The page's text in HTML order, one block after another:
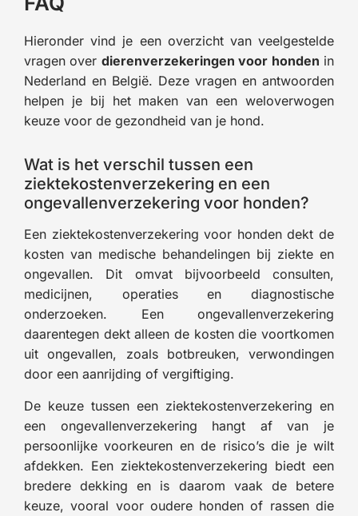
Hieronder vind je een overzicht van veelgestelde
vragen over dierenverzekeringen voor honden in
Nederland en België. Deze vragen en antwoorden
helpen je bij het maken van een weloverwogen
keuze voor de gezondheid van je hond.
Wat is het verschil tussen een
ziektekostenverzekering en een
ongevallenverzekering voor honden?
Een ziektekostenverzekering voor honden dekt de
kosten van medische behandelingen bij ziekte en
ongevallen. Dit omvat bijvoorbeeld consulten,
medicijnen, operaties en diagnostische
onderzoeken. Een ongevallenverzekering
daarentegen dekt alleen de kosten die voortkomen
uit ongevallen, zoals botbreuken, verwondingen
door een aanrijding of vergiftiging.
De keuze tussen een ziektekostenverzekering en
een ongevallenverzekering hangt af van je
persoonlijke voorkeuren en de risico’s die je wilt
afdekken. Een ziektekostenverzekering biedt een
bredere dekking en is daarom vaak de betere
keuze, vooral voor oudere honden of rassen die